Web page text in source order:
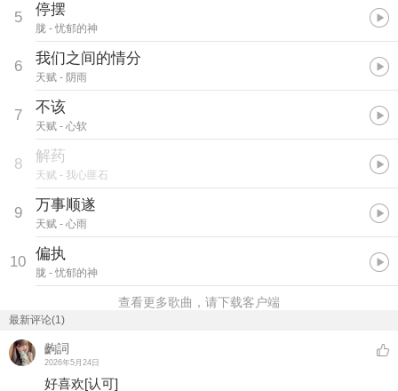
5 停摆
胧 - 忧郁的神
6 我们之间的情分
天赋 - 阴雨
7 不该
天赋 - 心软
8 解药
天赋 - 我心匪石
9 万事顺遂
天赋 - 心雨
10 偏执
胧 - 忧郁的神
查看更多歌曲，请下载客户端
最新评论(1)
齣詞
2026年5月24日
好喜欢[认可]